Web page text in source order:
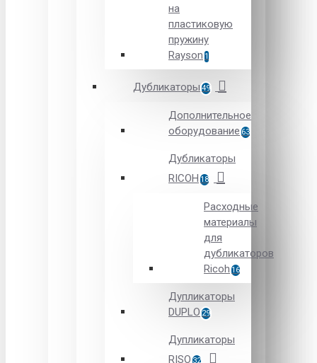
на
пластиковую
пружину
Rayson 1
Дубликаторы 49
Дополнительное
оборудование 63
Дубликаторы
RICOH 18
Расходные
материалы
для
дубликаторов
Ricoh 16
Дупликаторы
DUPLO 29
Дупликаторы
RISO 32